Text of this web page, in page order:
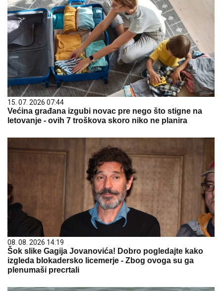
15. 07. 2026 07:44
Većina građana izgubi novac pre nego što stigne na
letovanje - ovih 7 troškova skoro niko ne planira
08. 08. 2026 14:19
Šok slike Gagija Jovanovića! Dobro pogledajte kako
izgleda blokadersko licemerje - Zbog ovoga su ga
plenumaši precrtali